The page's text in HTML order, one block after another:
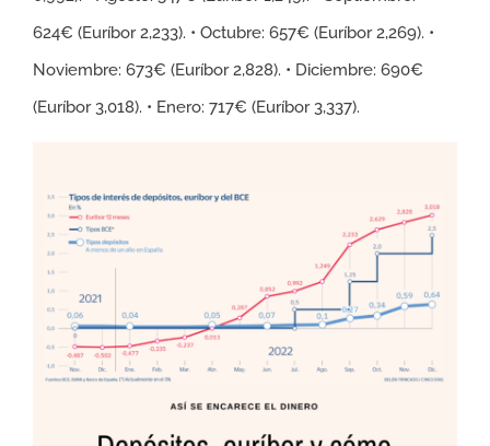
624€ (Euríbor 2,233). • Octubre: 657€ (Euríbor 2,269). •
Noviembre: 673€ (Euríbor 2,828). • Diciembre: 690€
(Euríbor 3,018). • Enero: 717€ (Euríbor 3,337).